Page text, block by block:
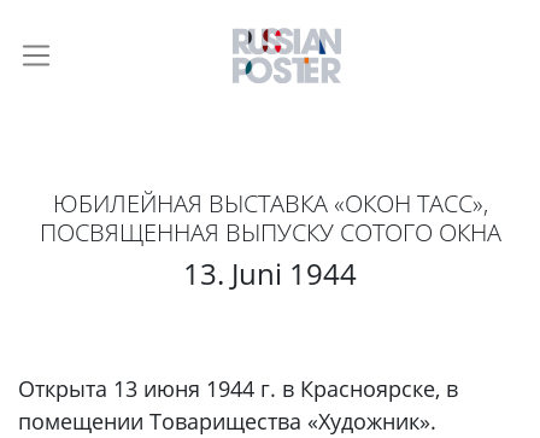
ЮБИЛЕЙНАЯ ВЫСТАВКА «ОКОН ТАСС»,
ПОСВЯЩЕННАЯ ВЫПУСКУ СОТОГО ОКНА
13. Juni 1944
Открыта 13 июня 1944 г. в Красноярске, в
помещении Товарищества «Художник».